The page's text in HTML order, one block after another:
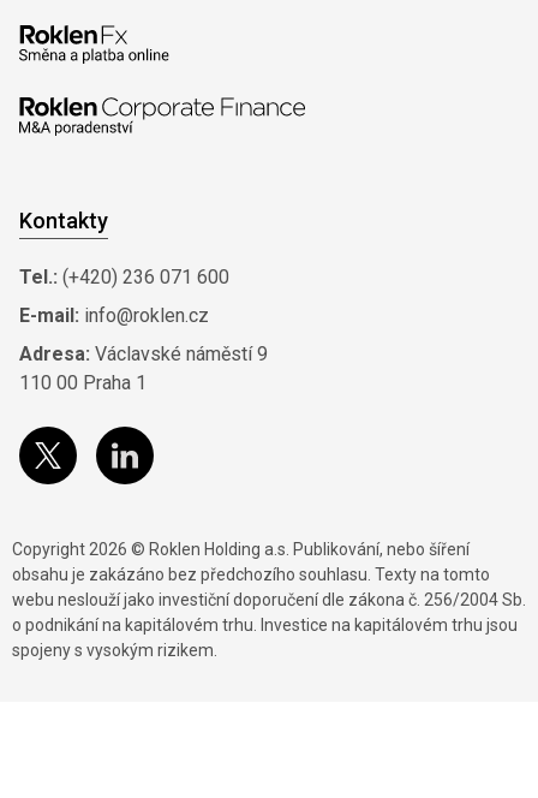
Kontakty
Tel.: (+420) 236 071 600
E-mail: info@roklen.cz
Adresa: Václavské náměstí 9
110 00 Praha 1
Copyright 2026 © Roklen Holding a.s. Publikování, nebo šíření
obsahu je zakázáno bez předchozího souhlasu. Texty na tomto
webu neslouží jako investiční doporučení dle zákona č. 256/2004 Sb.
o podnikání na kapitálovém trhu. Investice na kapitálovém trhu jsou
spojeny s vysokým rizikem.